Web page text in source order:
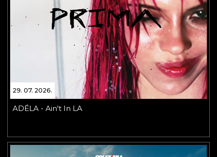
29. 07. 2026.
ADÉLA - Ain't In LA